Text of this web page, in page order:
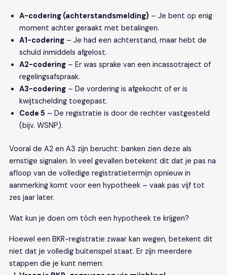
A-codering (achterstandsmelding) – Je bent op enig
moment achter geraakt met betalingen.
A1-codering– Je had een achterstand, maar hebt de
schuld inmiddels afgelost.
A2-codering– Er was sprake van een incassotraject of
regelingsafspraak.
A3-codering– De vordering is afgekocht of er is
kwijtschelding toegepast.
Code 5 – De registratie is door de rechter vastgesteld
(bijv. WSNP).
Vooral de A2 en A3 zijn berucht: banken zien deze als
ernstige signalen. In veel gevallen betekent dit dat je pas na
afloop van de volledige registratietermijn opnieuw in
aanmerking komt voor een hypotheek – vaak pas vijf tot
zes jaar later.
Wat kun je doen om tóch een hypotheek te krijgen?
Hoewel een BKR-registratie zwaar kan wegen, betekent dit
niet dat je volledig buitenspel staat. Er zijn meerdere
stappen die je kunt nemen: